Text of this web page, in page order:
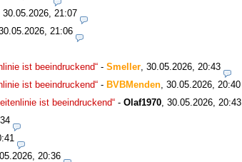
30.05.2026, 21:07
21:06
ist beeindruckend“ - Smeller 30.05.2026, 20:43
ist beeindruckend“ - BVBMenden 30.05.2026, 20:40
ist beeindruckend“ - Olaf1970 30.05.2026, 20:43
20:36